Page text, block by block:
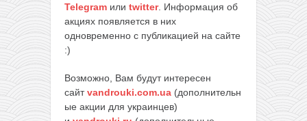
Telegram или twitter. Информация об
акциях появляется в них
одновременно с публикацией на сайте
:)
Возможно, Вам будут интересен
сайтvandrouki.com.ua (дополнительн
ые акции для украинцев)